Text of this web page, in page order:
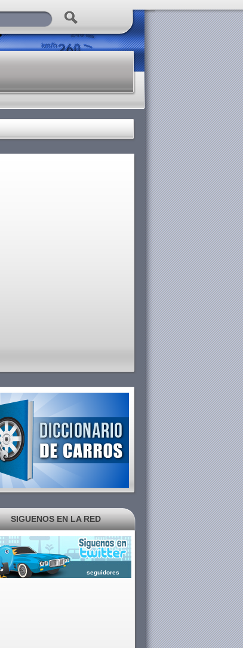
SIGUENOS EN LA RED
seguidores